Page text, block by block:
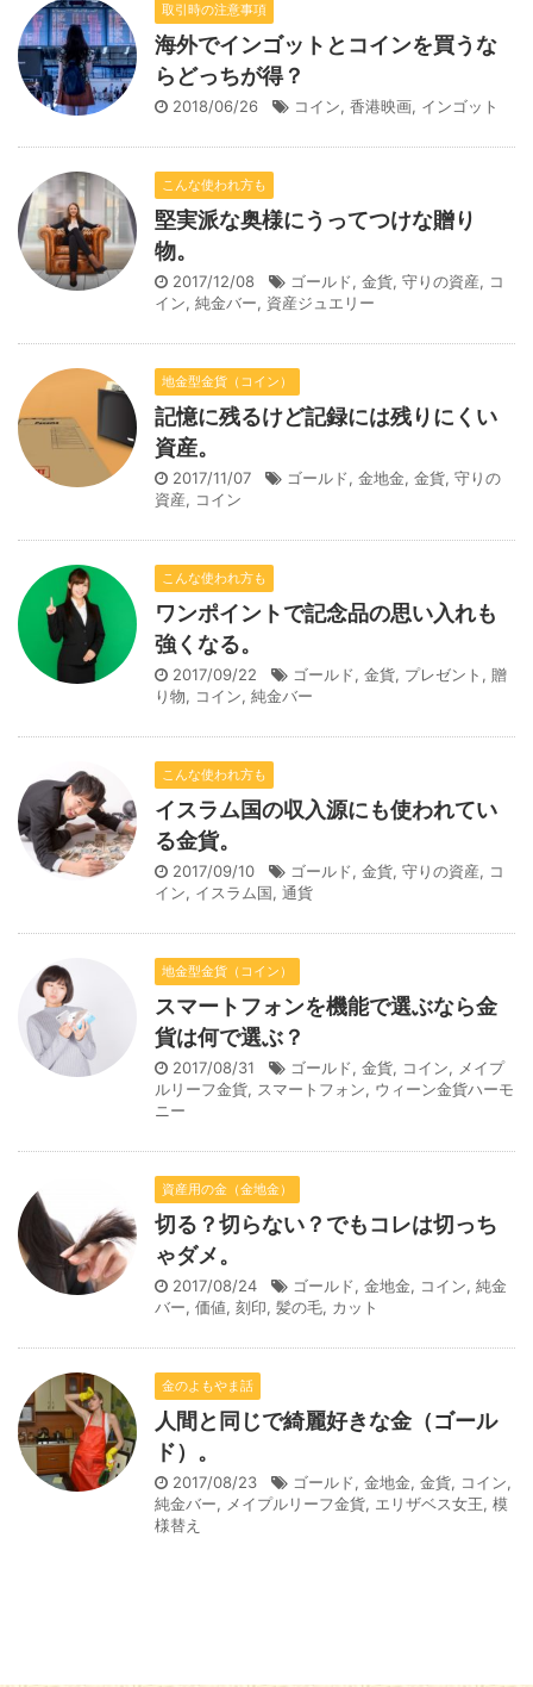
取引時の注意事項
海外でインゴットとコインを買うな
らどっちが得？
2018/06/26 コイン, 香港映画, インゴット
こんな使われ方も
堅実派な奥様にうってつけな贈り
物。
2017/12/08 ゴールド, 金貨, 守りの資産, コ
イン, 純金バー, 資産ジュエリー
地金型金貨（コイン）
記憶に残るけど記録には残りにくい
資産。
2017/11/07 ゴールド, 金地金, 金貨, 守りの
資産, コイン
こんな使われ方も
ワンポイントで記念品の思い入れも
強くなる。
2017/09/22 ゴールド, 金貨, プレゼント , 贈
り物, コイン, 純金バー
こんな使われ方も
イスラム国の収入源にも使われてい
る金貨。
2017/09/10 ゴールド, 金貨, 守りの資産, コ
イン, イスラム国, 通貨
地金型金貨（コイン）
スマートフォンを機能で選ぶなら金
貨は何で選ぶ？
2017/08/31 ゴールド, 金貨, コイン, メイプ
ルリーフ金貨, スマートフォン, ウィーン金貨ハーモ
ニー
資産用の金（金地金）
切る？切らない？でもコレは切っち
ゃダメ。
2017/08/24 ゴールド, 金地金, コイン, 純金
バー, 価値, 刻印, 髪の毛, カット
金のよもやま話
人間と同じで綺麗好きな金（ゴール
ド）。
2017/08/23 ゴールド, 金地金, 金貨, コイン,
純金バー, メイプルリーフ金貨, エリザベス女王, 模
様替え